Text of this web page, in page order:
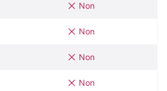
Non
Non
Non
Non